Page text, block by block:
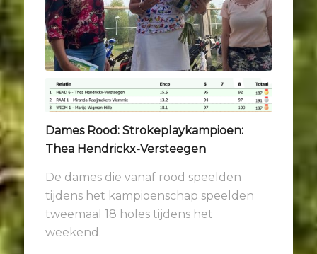
Dames Rood: Strokeplaykampioen:
Thea Hendrickx-Versteegen
De dames die vanaf rood speelden
tijdens het kampioenschap speelden
tweemaal 18 holes tijdens het
weekend.